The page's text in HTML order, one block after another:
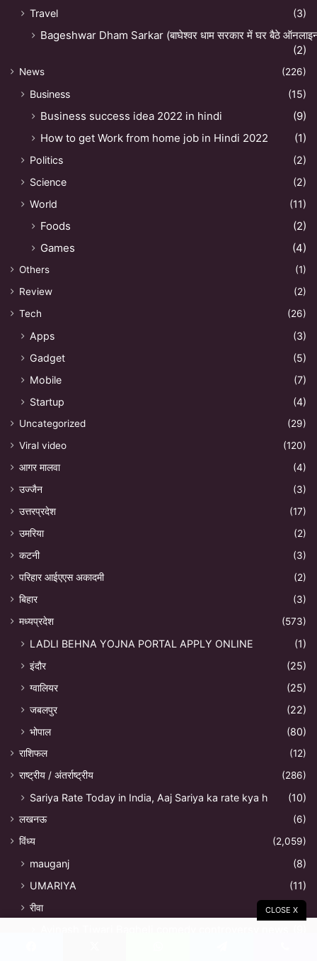
Travel
(3)
Bageshwar Dham Sarkar (बाघेश्वर धाम सरकार में घर बैठे
(2)
News (226)
Business (15)
Business success idea 2022 in hindi
(9)
How to get Work from home job in Hindi 2022
(1)
Politics
(2)
Science
(2)
World
(11)
Foods
(2)
Games
(4)
Others
(1)
Review
(2)
Tech
(26)
Apps
(3)
Gadget
(5)
Mobile
(7)
Startup
(4)
Uncategorized
(29)
Viral video
(120)
आगर मालवा
(4)
उज्जैन
(3)
उत्तरप्रदेश
(17)
उमरिया
(2)
कटनी
(3)
परिहार आईएएस अकादमी
(2)
बिहार
(3)
मध्यप्रदेश
(573)
LADLI BEHNA YOJNA PORTAL APPLY ONLINE
(1)
इंदौर
(25)
ग्वालियर
(25)
जबलपुर
(22)
भोपाल
(80)
राशिफल
(12)
राष्ट्रीय / अंतर्राष्ट्रीय
(286)
Sariya Rate Today in India, Aaj Sariya ka rate kya h (10)
लखनऊ
(6)
विंध्य
(2,059)
mauganj
(8)
UMARIYA
(11)
रीवा
(1,446)
CLOSE X